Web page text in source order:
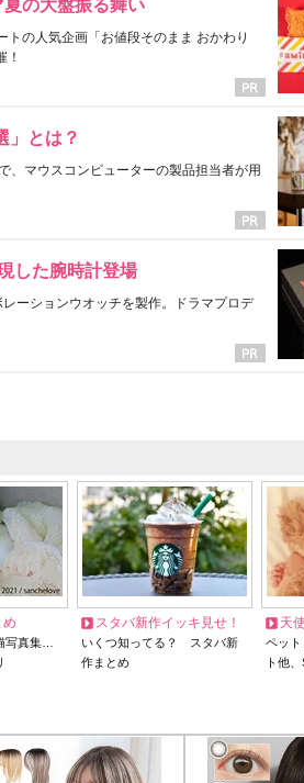
の大盤振る舞い
の人気企画「お値段そのまま おかわり
！
」とは？
、マウスコンピューターの製品担当者が用
した腕時計登場
ーションウオッチを製作。ドラマプロデ
め
写真集…
スタバ新作イッキ見せ！
いくつ知ってる？ スタバ新
作まとめ
天
ペット
ト他